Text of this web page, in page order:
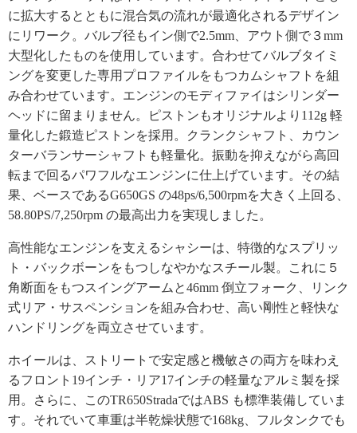
に拡大するとともに混合気の流れが最適化されるデザイン
にリワーク。バルブ径もイン側で2.5mm、アウト側で３mm
大型化したものを使用しています。合わせてバルブタイミ
ングを変更した専用プロファイルをもつカムシャフトを組
み合わせています。エンジンのモディファイはシリンダー
ヘッドに留まりません。ピストンもオリジナルより112g 軽
量化した鍛造ピストンを採用。クランクシャフト、カウン
ターバランサーシャフトも軽量化。振動を抑えながら高回
転まで回るパワフルなエンジンに仕上げています。その結
果、ベースであるG650GS の48ps/6,500rpmを大きく上回る、
58.80PS/7,250rpm の最高出力を実現しました。
高性能なエンジンを支えるシャシーは、特徴的なスプリッ
ト・バックボーンをもつしなやかなスチール製。これに５
角断面をもつスイングアームと46mm 倒立フォーク、リンク
式リア・サスペンションを組み合わせ、高い剛性と軽快な
ハンドリングを両立させています。
ホイールは、ストリートで安定感と機敏さの両方を味わえ
るフロント19インチ・リア17インチの軽量なアルミ製を採
用。さらに、このTR650StradaではABS も標準装備していま
す。それでいて車重は半乾燥状態で168kg、フルタンクでも